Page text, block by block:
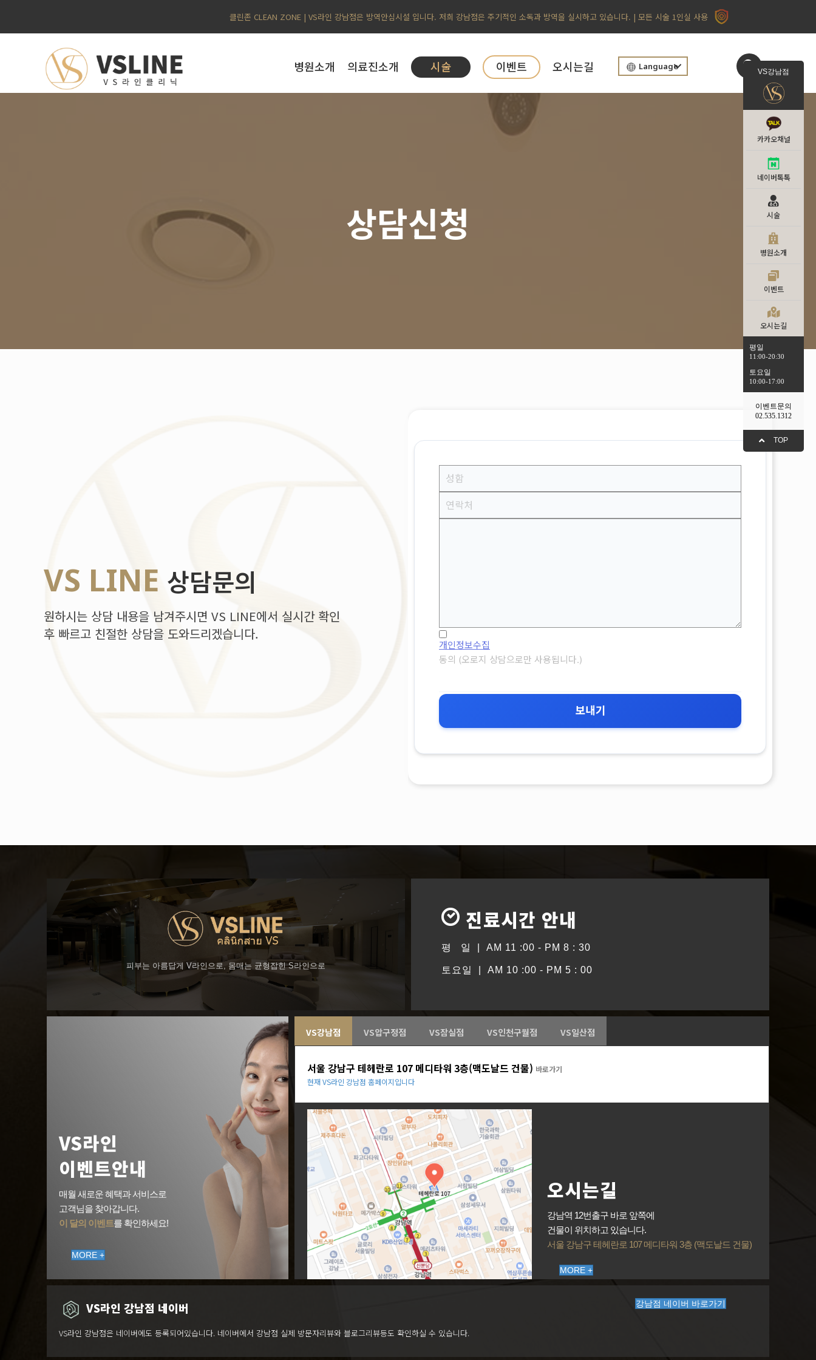
클린존 CLEAN ZONE | VS라인 강남점은 방역안심시설 입니다. 저희 강남점은 주기적인 소독과 방역을 실시하고 있습니다. | 모든 시술 1인실 사용
병원소개 의료진소개 시술 이벤트 오시는길 Language
상담신청
VS LINE 상담문의
원하시는 상담 내용을 남겨주시면 VS LINE에서 실시간 확인
후 빠르고 친절한 상담을 도와드리겠습니다.
개인정보수집
동의 (오로지 상담으로만 사용됩니다.)
보내기
VS강남점
카카오채널
네이버톡톡
시술
병원소개
이벤트
오시는길
평일
11:00-20:30
토요일
10:00-17:00
이벤트문의
02.535.1312
TOP
피부는 아름답게 V라인으로, 몸매는 균형잡힌 S라인으로
진료시간 안내
평 일 | AM 11 :00 - PM 8 : 30
토요일 | AM 10 :00 - PM 5 : 00
VS라인
이벤트안내
매월 새로운 혜택과 서비스로
고객님을 찾아갑니다.
이 달의 이벤트를 확인하세요!
MORE +
VS강남점 VS압구정점 VS잠실점 VS인천구월점 VS일산점
서울 강남구 테헤란로 107 메디타워 3층(맥도날드 건물) 바로가기
현재 VS라인 강남점 홈페이지입니다
오시는길
강남역 12번출구 바로 앞쪽에
건물이 위치하고 있습니다.
서울 강남구 테헤란로 107 메디타워 3층 (맥도날드 건물)
MORE +
VS라인 강남점 네이버
VS라인 강남점은 네이버에도 등록되어있습니다. 네이버에서 강남점 실제 방문자리뷰와 블로그리뷰등도 확인하실 수 있습니다.
강남점 네이버 바로가기